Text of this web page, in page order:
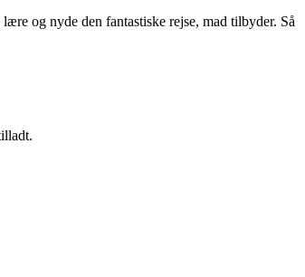
og nyde den fantastiske rejse, mad tilbyder. Så